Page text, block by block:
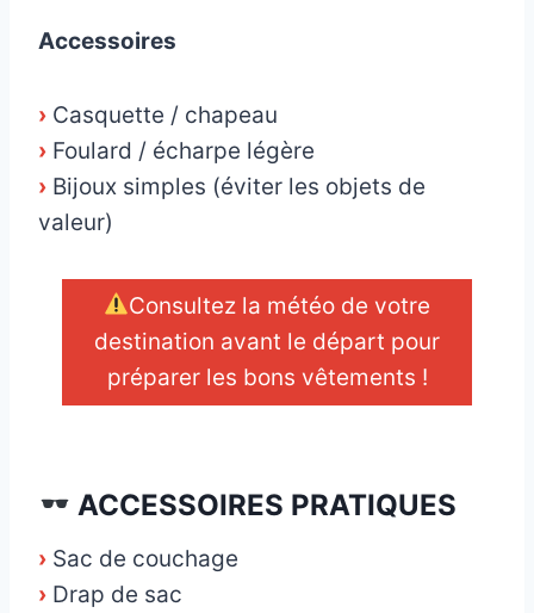
Accessoires
› Casquette / chapeau
› Foulard / écharpe légère
› Bijoux simples (éviter les objets de
valeur)
Consultez la météo de votre
destination avant le départ pour
préparer les bons vêtements !
ACCESSOIRES PRATIQUES
› Sac de couchage
› Drap de sac